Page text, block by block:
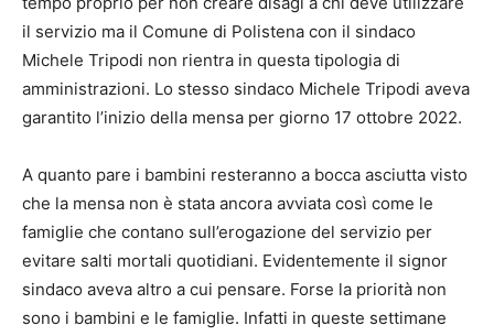
il servizio ma il Comune di Polistena con il sindaco
Michele Tripodi non rientra in questa tipologia di
amministrazioni. Lo stesso sindaco Michele Tripodi aveva
garantito l’inizio della mensa per giorno 17 ottobre 2022.
A quanto pare i bambini resteranno a bocca asciutta visto
che la mensa non è stata ancora avviata così come le
famiglie che contano sull’erogazione del servizio per
evitare salti mortali quotidiani. Evidentemente il signor
sindaco aveva altro a cui pensare. Forse la priorità non
sono i bambini e le famiglie. Infatti in queste settimane